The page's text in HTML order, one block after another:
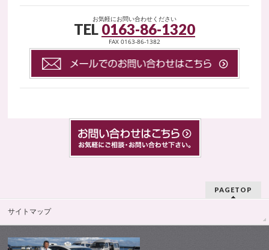
お気軽にお問い合わせください
TEL 0163-86-1320
FAX 0163-86-1382
PAGETOP
サイトマップ